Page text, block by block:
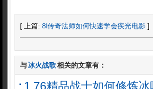
[ 上篇: 8l传奇法师如何快速学会疾光电影 ]
与冰火战歌相关的文章有：
1.76精品战士如何修炼冰